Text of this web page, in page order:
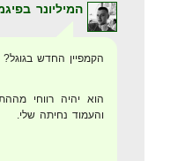
המיליונר
הקמפיין החדש בגוגל?
הוא יהיה רווחי
והעמוד נחיתה שלי.